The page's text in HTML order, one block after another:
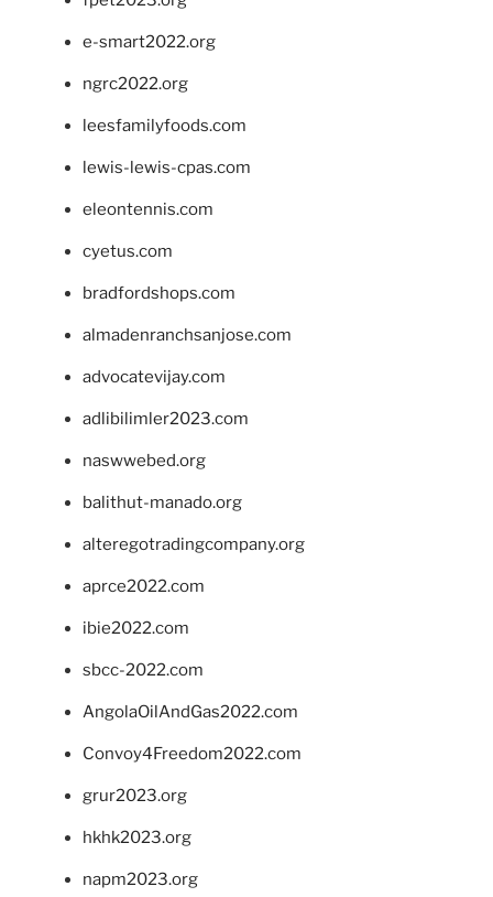
e-smart2022.org
ngrc2022.org
leesfamilyfoods.com
lewis-lewis-cpas.com
eleontennis.com
cyetus.com
bradfordshops.com
almadenranchsanjose.com
advocatevijay.com
adlibilimler2023.com
naswwebed.org
balithut-manado.org
alteregotradingcompany.org
aprce2022.com
ibie2022.com
sbcc-2022.com
AngolaOilAndGas2022.com
Convoy4Freedom2022.com
grur2023.org
hkhk2023.org
napm2023.org